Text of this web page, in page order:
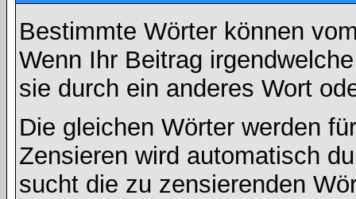
Bestimmte Wörter können
Wenn Ihr Beitrag
sie durch ein anderes Wort
Die gleichen Wörter werden
Zensieren wird automatisch
sucht die zu zensierenden